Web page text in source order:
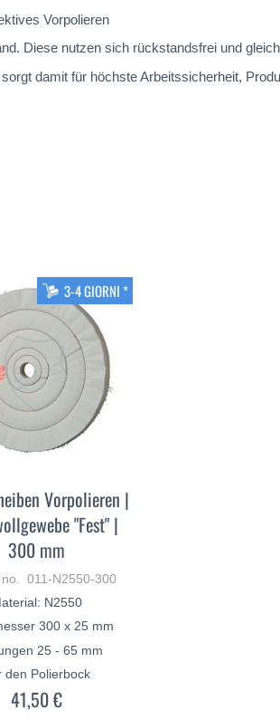
Vorpolieren
Diese nutzen sich rückstandsfrei und
damit für höchste Arbeitssicherheit,
3-4 GIORNI *
Vorpolieren |
"Fest" |
300 mm
no. 011-N2550-300
N2550
300 x 25 mm
25 - 65 mm
den Polierbock
41,50 €